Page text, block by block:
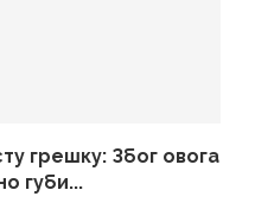
грешку: Због овога
губи...